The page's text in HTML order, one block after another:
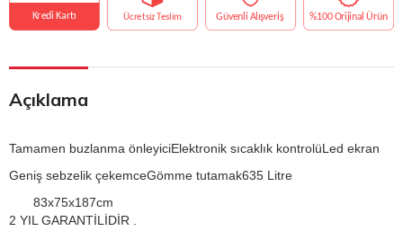
Açıklama
Tamamen buzlanma önleyiciElektronik sıcaklık kontrolüLed ekran
Geniş sebzelik çekemceGömme tutamak635 Litre
83x75x187cm
2 YIL GARANTİLİDİR .